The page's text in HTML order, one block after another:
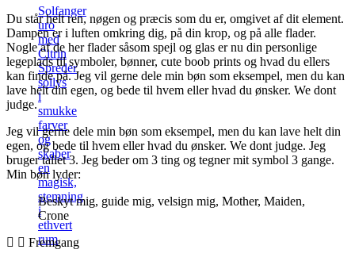
Solfanger
uro
med
Citrin
Spreder
sollys
i
smukke
farver
og
skaber
en
magisk,
stemning
i
ethvert
rum
Du står helt ren, nøgen og præcis som du er, omgivet af dit element.
Dampen er i luften omkring dig, på din krop, og på alle flader.
Nogle af de her flader såsom spejl og glas er nu din personlige
legeplads til symboler, bønner, cute boob prints og hvad du ellers
kan finde på. Jeg vil gerne dele min bøn som eksempel, men du kan
lave helt din egen, og bede til hvem eller hvad du ønsker. We dont
judge.
Jeg vil gerne dele min bøn som eksempel, men du kan lave helt din
egen, og bede til hvem eller hvad du ønsker. We dont judge. Jeg
bruger tallet 3. Jeg beder om 3 ting og tegner mit symbol 3 gange.
Min bøn lyder:
Beskyt mig, guide mig, velsign mig, Mother, Maiden,
Crone
Fremgang